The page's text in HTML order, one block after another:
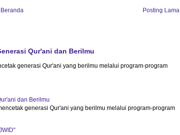
Posting Lama
Beranda
Qur'ani dan Berilmu
generasi Qur'ani yang berilmu melalui program-program
dan Berilmu
generasi Qur'ani yang berilmu melalui program-program